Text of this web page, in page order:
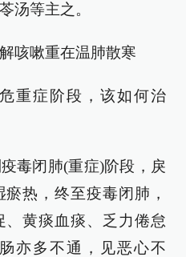
汤等主之。
咳嗽重在温肺散寒
重症阶段，该如何治
毒闭肺(重症)阶段，戾
热，终至疫毒闭肺，
、黄痰血痰、乏力倦怠
亦多不通，见恶心不